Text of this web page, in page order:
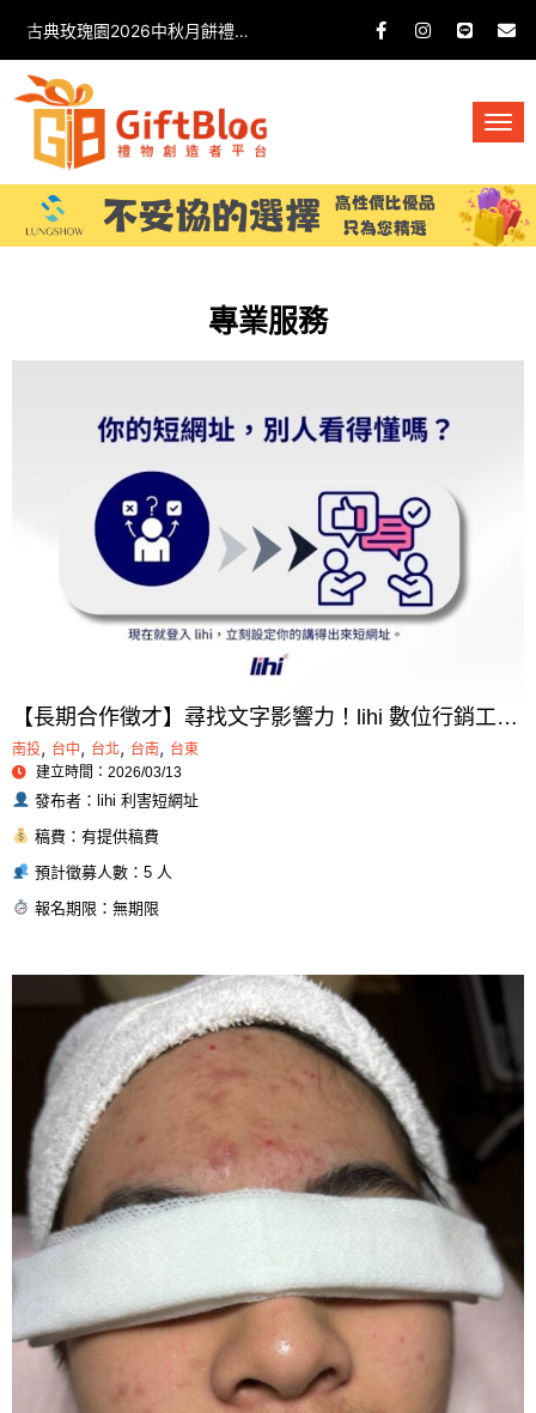
古典玫瑰園2026中秋月餅禮盒開箱分享 / 餐飲門市下午茶 體驗分享
專業服務
【長期合作徵才】尋找文字影響力！lihi 數位行銷工具
組：部落格永久專欄合作計畫
南投, 台中, 台北, 台南, 台東
建立時間：2026/03/13
發布者：lihi 利害短網址
稿費：有提供稿費
預計徵募人數：5 人
報名期限：無期限